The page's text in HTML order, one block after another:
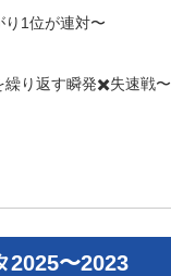
り1位が連対〜
繰り返す瞬発✖️失速戦〜
2025〜2023